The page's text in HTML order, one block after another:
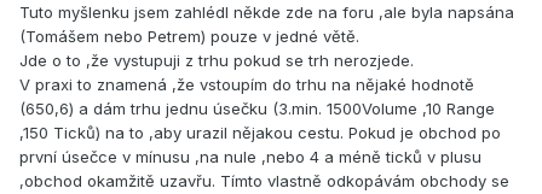
Tuto myšlenku jsem zahlédl někde zde na foru ,ale byla napsána
(Tomášem nebo Petrem) pouze v jedné větě.
Jde o to ,že vystupuji z trhu pokud se trh nerozjede.
V praxi to znamená ,že vstoupím do trhu na nějaké hodnotě
(650,6) a dám trhu jednu úsečku (3.min. 1500Volume ,10 Range
,150 Ticků) na to ,aby urazil nějakou cestu. Pokud je obchod po
první úsečce v mínusu ,na nule ,nebo 4 a méně ticků v plusu
,obchod okamžitě uzavřu. Tímto vlastně odkopávám obchody se